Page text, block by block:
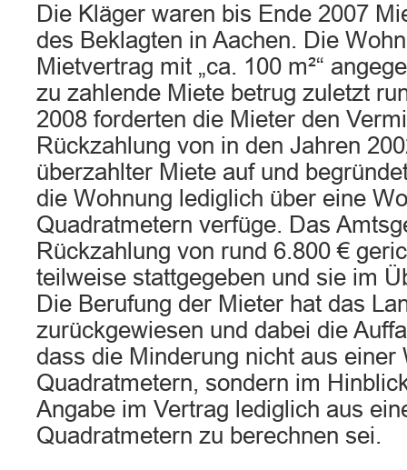
Die Kläger waren bis Ende 2007
des Beklagten in Aachen. Die
Mietvertrag mit „ca. 100 m²“
zu zahlende Miete betrug zuletzt
2008 forderten die Mieter den
Rückzahlung von in den Jahren
überzahlter Miete auf und
die Wohnung lediglich über eine
Quadratmetern verfüge. Das
Rückzahlung von rund 6.800 €
teilweise stattgegeben und sie im
Die Berufung der Mieter hat das
zurückgewiesen und dabei die
dass die Minderung nicht aus einer
Quadratmetern, sondern im
Angabe im Vertrag lediglich aus
Quadratmetern zu berechnen sei.